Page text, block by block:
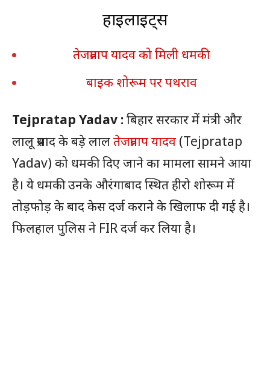
हाइलाइट्स
तेजप्रताप यादव को मिली धमकी
बाइक शोरूम पर पथराव
Tejpratap Yadav :बिहार सरकार में मंत्री और
लालू प्रसाद के बड़े लालतेजप्रताप यादव (Tejpratap
Yadav) को धमकी दिए जाने का मामला सामने आया
है। ये धमकी उनके औरंगाबाद स्थित हीरो शोरूम में
तोड़फोड़ के बाद केस दर्ज कराने के खिलाफ दी गई है।
फिलहाल पुलिस ने FIR दर्ज कर लिया है।